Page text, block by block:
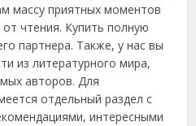
массу приятных моментов
чтения. Купить полную
партнера. Также, у нас вы
из литературного мира,
авторов. Для
отдельный раздел с
интересными